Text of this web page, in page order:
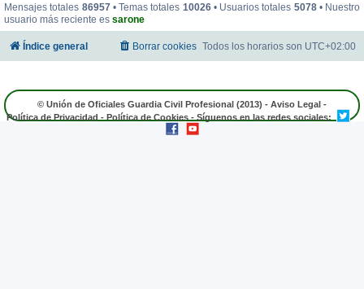
Mensajes totales 86957• Temas totales 10026• Usuarios totales 5078• Nuestro
usuario más reciente es sarone
Índice general Todos los horarios son UTC+02:00
Borrar cookies
© Unión de Oficiales Guardia Civil Profesional (2013) - Aviso Legal -
Política de Privacidad - Política de Cookies - Síguenos en las redes sociales: